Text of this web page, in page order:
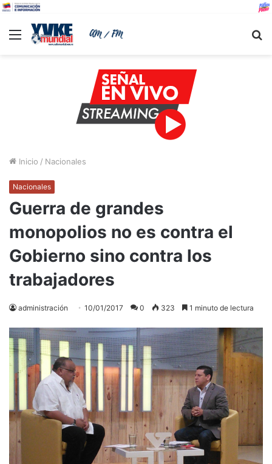
Menu
Inicio / Nacionales
Nacionales
Guerra de grandes
monopolios no es contra el
Gobierno sino contra los
trabajadores
administración 10/01/2017 0 323 1 minuto de lectura